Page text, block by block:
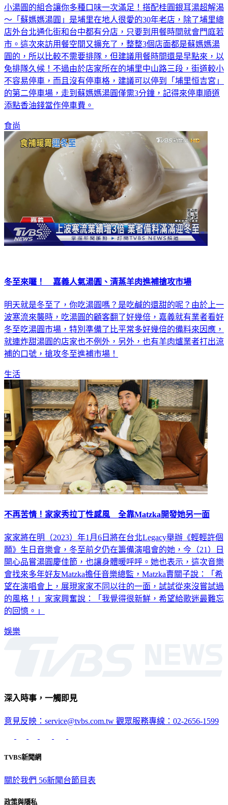
小湯圓的組合讓你多種口味一次滿足！搭配桂圓銀耳湯超解渴
～「蘇媽媽湯圓」是埔里在地人很愛的30年老店，除了埔里總
店外台北通化街和台中都有分店，只要到用餐時間就會門庭若
市。這次來訪用餐空間又擴充了，整整3個店面都是蘇媽媽湯
圓的，所以比較不需要排隊，但建議用餐時間還是早點來，以
免排隊久候！不過由於店家所在的埔里中山路三段，街道較小
不容易停車，而且沒有停車格，建議可以停到「埔里恒吉宮」
的第二停車場，走到蘇媽媽湯圓僅需3分鐘，記得來停車順道
添點香油錢當作停車費。
食尚
冬至來囉！ 嘉義人氣湯圓、清蒸羊肉進補搶攻市場
明天就是冬至了，你吃湯圓嗎？是吃鹹的還甜的呢？由於上一
波寒流來襲時，吃湯圓的顧客翻了好幾倍，嘉義就有業者看好
冬至吃湯圓市場，特別準備了比平常多好幾倍的備料來因應，
就連炸甜湯圓的店家也不例外，另外，也有羊肉爐業者打出涼
補的口號，搶攻冬至進補市場！
生活
不再苦情！家家秀拉丁性感風 全靠Matzka開發她另一面
家家將在明（2023）年1月6日將在台北Legacy舉辦《輕輕許個
願》生日音樂會，冬至前夕仍在籌備演唱會的她，今（21）日
開心品嘗湯圓慶佳節，也讓身體暖呼呼。她也表示，這次音樂
會找來多年好友Matzka擔任音樂總監，Matzka賣關子說：「希
望在演唱會上，展現家家不同以往的一面，試試從來沒嘗試過
的風格！」家家興奮說：「我覺得很新鮮，希望給歌迷最難忘
的回憶。」
娛樂
深入時事，一觸即見
意見反映：service@tvbs.com.tw 觀眾服務專線：02-2656-1599
TVBS新聞網
關於我們 56新聞台節目表
政策與隱私